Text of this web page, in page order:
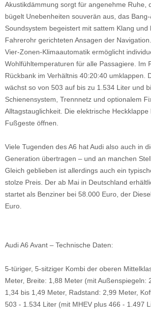
Akustikdämmung sorgt für angenehme Ruhe,
bügelt Unebenheiten souverän aus, das
Soundsystem begeistert mit sattem Klang und
Fahrerohr gerichteten Ansagen der
Vier-Zonen-Klimaautomatik ermöglicht
Wohlfühltemperaturen für alle Passagiere. Im
Rückbank im Verhältnis 40:20:40 umklappen.
wächst so von 503 auf bis zu 1.534 Liter und
Schienensystem, Trennnetz und optionalem
Alltagstauglichkeit. Die elektrische
Fußgeste öffnen.
Viele Tugenden des A6 hat Audi also auch in
Generation übertragen – und an manchen
Gleich geblieben ist allerdings auch ein
stolze Preis. Der ab Mai in Deutschland
startet als Benziner bei 58.000 Euro, der
Euro.
Audi A6 Avant – Technische Daten:
5-türiger, 5-sitziger Kombi der oberen
Meter, Breite: 1,88 Meter (mit Außenspiegeln:
1,34 bis 1,49 Meter, Radstand: 2,99 Meter,
503 - 1.534 Liter (mit MHEV plus 466 - 1.497